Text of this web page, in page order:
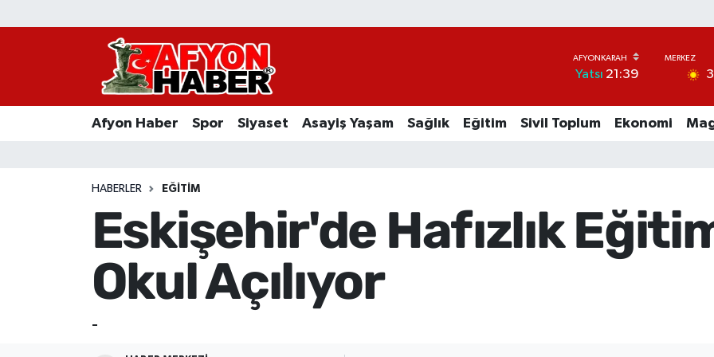
Yatsı 21:39
Afyon Haber Spor Siyaset Asayiş Yaşam Sağlık Eğitim Sivil Toplum Ekonomi
HABERLER EĞITIM
Eskişehir'de Hafızlık
Okul Açılıyor
-
Afyon Haber
Asayiş Yaşam
Sivil Toplum